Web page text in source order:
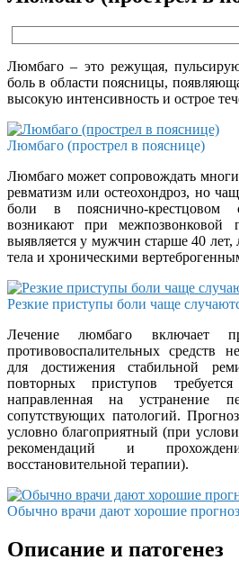
Люмбаго – это режущая,
боль в области поясницы,
высокую интенсивность и острое
Люмбаго (прострел в пояснице)
Люмбаго может сопровождать
ревматизм или остеохондроз, но
боли в пояснично-крестцовом
возникают при межпозвонковой
выявляется у мужчин старше 40
тела и хроническими
Резкие приступы боли чаще
Лечение люмбаго включает
противовоспалительных средств
для достижения стабильной
повторных приступов
направленная на устранение
сопутствующих патологий.
условно благоприятный (при
рекомендаций и
восстановительной терапии).
Обычно врачи дают хорошие
Описание и патогенез